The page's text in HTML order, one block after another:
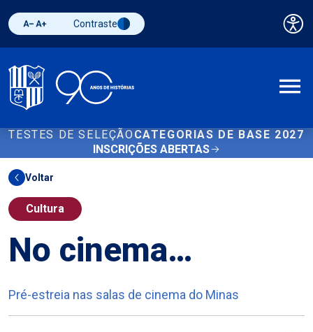
Diminuir fonte
Aumentar fonteAlternar contraste
Contraste
TESTES DE SELEÇÃO CATEGORIAS DE BASE 2027
INSCRIÇÕES ABERTAS
Voltar
Cultura
No cinema…
Pré-estreia nas salas de cinema do Minas